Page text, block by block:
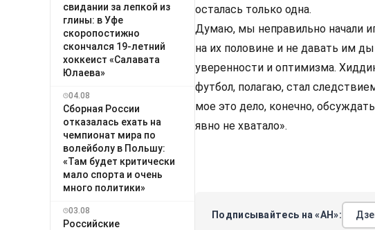
свидании за лепкой из
глины: в Уфе
скоропостижно
скончался 19-летний
хоккеист «Салавата
Юлаева»
04.08
Сборная России
отказалась ехать на
чемпионат мира по
волейболу в Польшу:
«Там будет критически
мало спорта и очень
много политики»
03.08
Российские
осталась только одна.
Думаю, мы неправильно начали
на их половине и не давать им
уверенности и оптимизма.
футбол, полагаю, стал
мое это дело, конечно,
явно не хватало».
Подписывайтесь на «АН»: